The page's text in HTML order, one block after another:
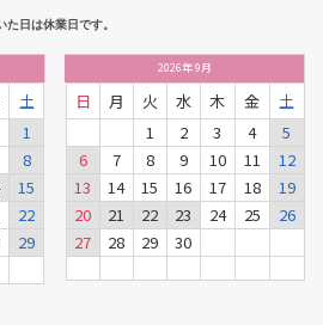
日は休業日です。
土
1
8
15
22
29
2026年9月
日 月 火 水 木 金
土
1
2 3 4
5
6
7 8 9 10 11
12
13
14 15 16 17 18
19
20
21 22 23 24 25
26
27
28 29 30